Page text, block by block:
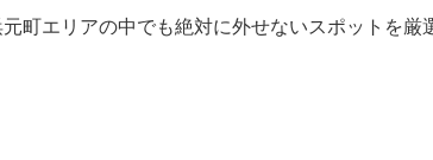
町エリアの中でも絶対に外せないスポットを厳